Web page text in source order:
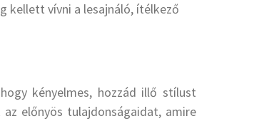
kellett vívni a lesajnáló, ítélkező
kényelmes, hozzád illő stílust
előnyös tulajdonságaidat, amire